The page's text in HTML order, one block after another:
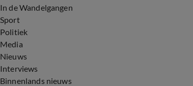
In de Wandelgangen
Sport
Politiek
Media
Nieuws
Interviews
Binnenlands nieuws